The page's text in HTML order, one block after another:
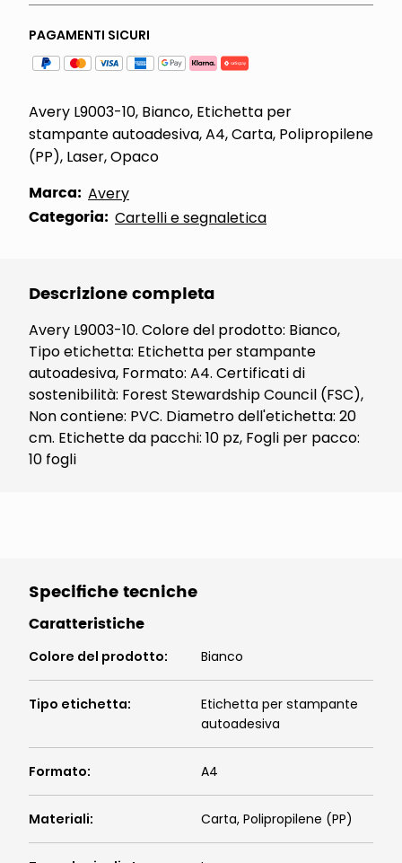
PAGAMENTI SICURI
Avery L9003-10, Bianco, Etichetta per
stampante autoadesiva, A4, Carta, Polipropilene
(PP), Laser, Opaco
Marca: Avery
Categoria: Cartelli e segnaletica
Descrizione completa
Avery L9003-10. Colore del prodotto: Bianco,
Tipo etichetta: Etichetta per stampante
autoadesiva, Formato: A4. Certificati di
sostenibilità: Forest Stewardship Council (FSC),
Non contiene: PVC. Diametro dell'etichetta: 20
cm. Etichette da pacchi: 10 pz, Fogli per pacco:
10 fogli
Specifiche tecniche
Caratteristiche
Colore del prodotto: Bianco
Tipo etichetta:
Etichetta per stampante
autoadesiva
Formato: A4
Materiali: Carta, Polipropilene (PP)